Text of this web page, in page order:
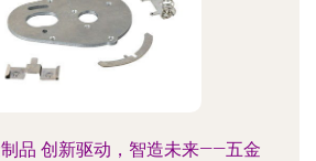
品 创新驱动，智造未来——五金